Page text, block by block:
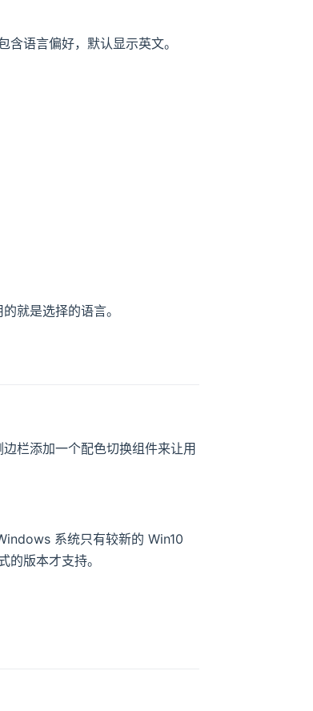
语言偏好，默认显示英文。
就是选择的语言。
栏添加一个配色切换组件来让用
系统只有较新的 Win10
的版本才支持。